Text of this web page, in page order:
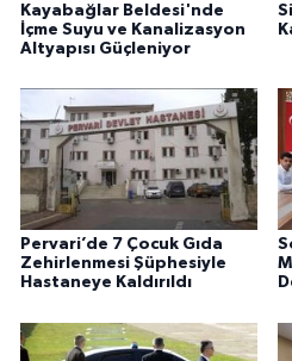
Kayabağlar Beldesi'nde
İçme Suyu ve Kanalizasyon
Altyapısı Güçleniyor
Pervari’de 7 Çocuk Gıda
Zehirlenmesi Şüphesiyle
Hastaneye Kaldırıldı